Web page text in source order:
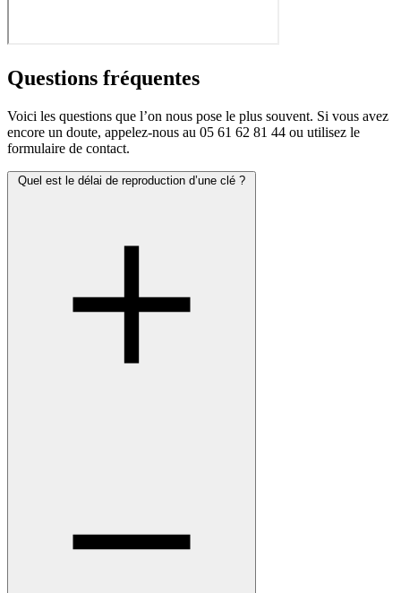
Questions fréquentes
Voici les questions que l’on nous pose le plus souvent. Si vous avez
encore un doute, appelez-nous au 05 61 62 81 44 ou utilisez le
formulaire de contact.
Quel est le délai de reproduction d’une clé ?